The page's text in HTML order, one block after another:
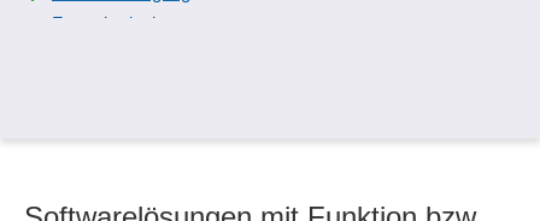
Formulardesigner
Ideenmanagement
Innovationsprozesse